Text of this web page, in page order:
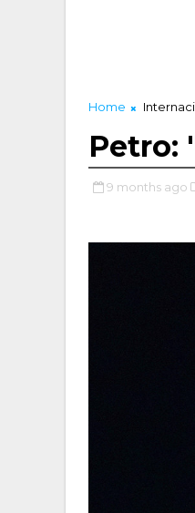
Home
Petro:
9 months ago